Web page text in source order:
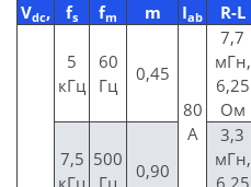
Vdc, fs fm m Iab R-L
5
кГц
60
Гц
0,45
80
А
7,7
мГн,
6,25
Ом
7,5 500
0,90
3,3
мГн,